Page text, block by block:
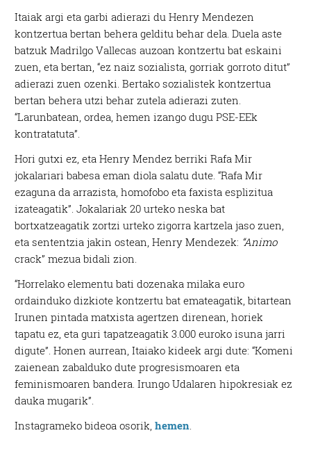
Itaiak argi eta garbi adierazi du Henry Mendezen
kontzertua bertan behera gelditu behar dela. Duela aste
batzuk Madrilgo Vallecas auzoan kontzertu bat eskaini
zuen, eta bertan, “ez naiz sozialista, gorriak gorroto ditut”
adierazi zuen ozenki. Bertako sozialistek kontzertua
bertan behera utzi behar zutela adierazi zuten.
“Larunbatean, ordea, hemen izango dugu PSE-EEk
kontratatuta”.
Hori gutxi ez, eta Henry Mendez berriki Rafa Mir
jokalariari babesa eman diola salatu dute. “Rafa Mir
ezaguna da arrazista, homofobo eta faxista esplizitua
izateagatik”. Jokalariak 20 urteko neska bat
bortxatzeagatik zortzi urteko zigorra kartzela jaso zuen,
eta sententzia jakin ostean, Henry Mendezek: “Animo
crack” mezua bidali zion.
“Horrelako elementu bati dozenaka milaka euro
ordainduko dizkiote kontzertu bat emateagatik, bitartean
Irunen pintada matxista agertzen direnean, horiek
tapatu ez, eta guri tapatzeagatik 3.000 euroko isuna jarri
digute”. Honen aurrean, Itaiako kideek argi dute: “Komeni
zaienean zabalduko dute progresismoaren eta
feminismoaren bandera. Irungo Udalaren hipokresiak ez
dauka mugarik”.
Instagrameko bideoa osorik,hemen.